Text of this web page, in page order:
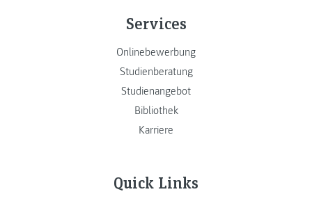
Services
Onlinebewerbung
Studienberatung
Studienangebot
Bibliothek
Karriere
Quick Links